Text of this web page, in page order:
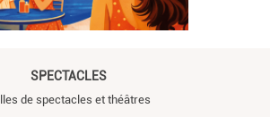
SPECTACLES
de spectacles et théâtres